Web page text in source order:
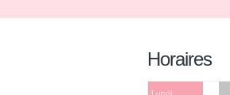
Horaires
Lundi